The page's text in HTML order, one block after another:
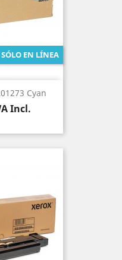
Cyan
Incl.
SÓLO EN LÍNEA